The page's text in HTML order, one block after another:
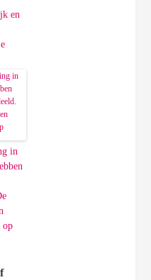
en
in
op